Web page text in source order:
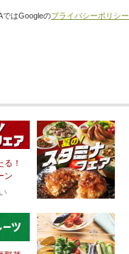
ではGoogleのプライバシーポリシー
！
ン